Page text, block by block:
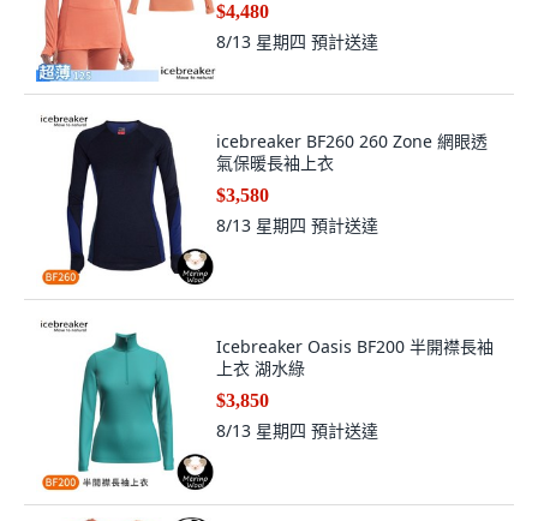
$4,480
8/13 星期四 預計送達
icebreaker BF260 260 Zone 網眼透
氣保暖長袖上衣
$3,580
8/13 星期四 預計送達
Icebreaker Oasis BF200 半開襟長袖
上衣 湖水綠
$3,850
8/13 星期四 預計送達